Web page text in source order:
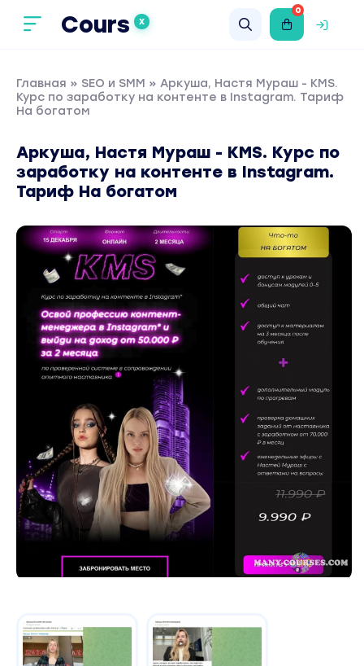
Cours X
0
Главная » SEO и SMM » Аркуша, Настя Мураш - KMS.
Курс по заработку на контенте в Instagram. Тариф
На богатом
Аркуша, Настя Мураш - KMS. Курс по
заработку на контенте в Instagram.
Тариф На богатом